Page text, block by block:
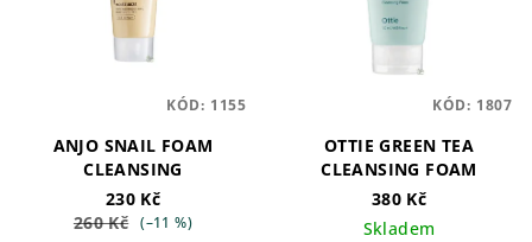
ANJO SNAIL FOAM
CLEANSING
230 Kč
260 Kč (–11 %)
KÓD: 1155
OTTIE GREEN TEA
CLEANSING FOAM
380 Kč
Skladem
KÓD: 1807